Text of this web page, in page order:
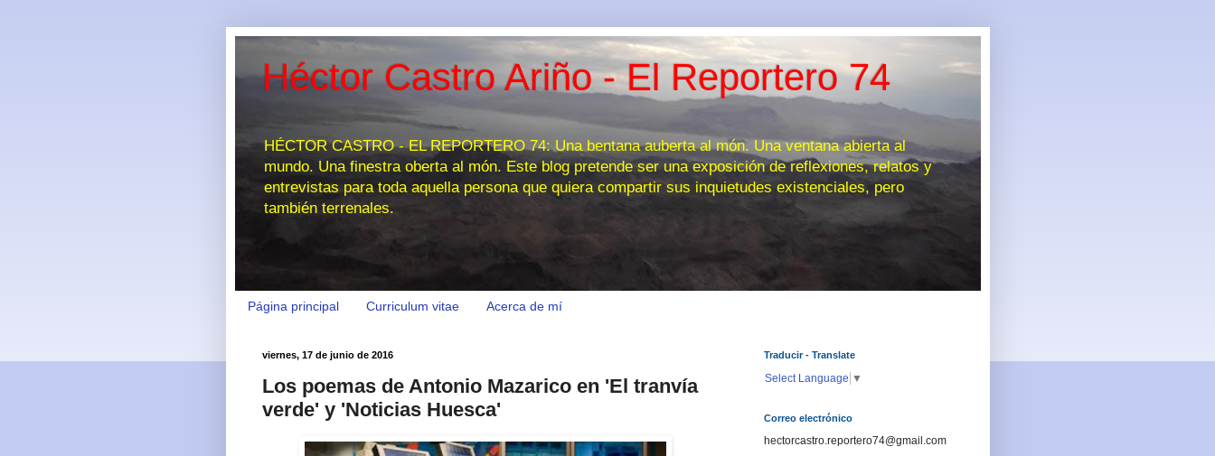
Héctor Castro Ariño - El Reportero 74
HÉCTOR CASTRO - EL REPORTERO 74: Una bentana auberta al món. Una ventana abierta al
mundo. Una finestra oberta al món. Este blog pretende ser una exposición de reflexiones, relatos y
entrevistas para toda aquella persona que quiera compartir sus inquietudes existenciales, pero
también terrenales.
Página principal Curriculum vitae Acerca de mí
viernes, 17 de junio de 2016
Los poemas de Antonio Mazarico en 'El tranvía
verde' y 'Noticias Huesca'
Traducir - Translate
Select Language ▼
Correo electrónico
hectorcastro.reportero74@gmail.com